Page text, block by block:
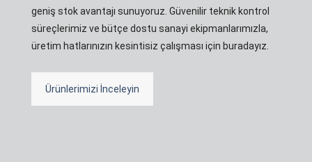
geniş stok avantajı sunuyoruz. Güvenilir teknik kontrol
süreçlerimiz ve bütçe dostu sanayi ekipmanlarımızla,
üretim hatlarınızın kesintisiz çalışması için buradayız.
Ürünlerimizi İnceleyin